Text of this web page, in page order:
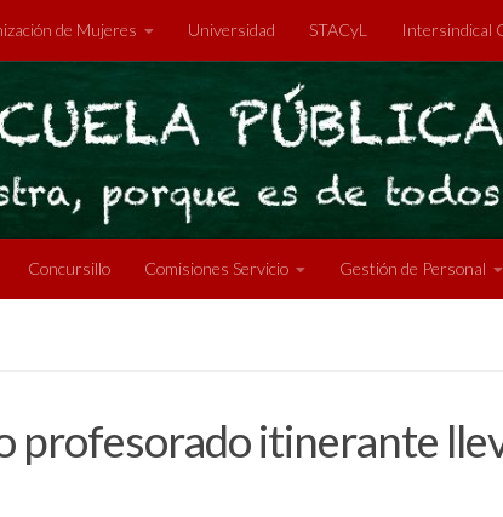
de Mujeres Universidad STACyL Intersindical
Concursillo Comisiones Servicio Gestión de Personal
profesorado itinerante